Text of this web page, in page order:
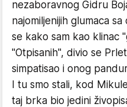
nezaboravnog Gidru
najomiljenijih glumaca
se kako sam kao klinac
"Otpisanih", divio se
simpatisao i onog
I tu smo stali, kod
taj brka bio jedini